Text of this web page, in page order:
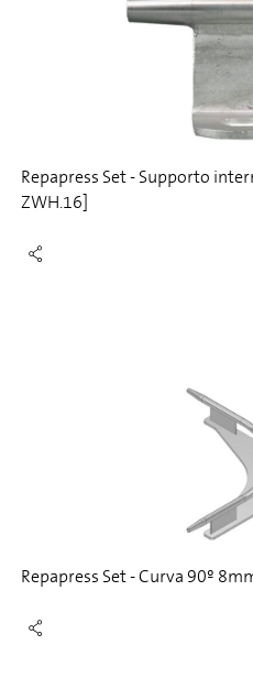
Repapress Set - Supporto
ZWH.16]
Repapress Set - Curva 90º